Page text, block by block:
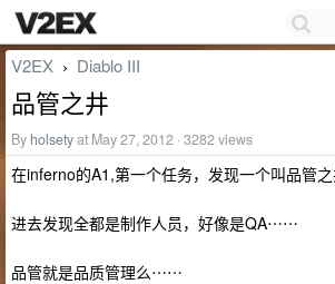
V2EX › Diablo III
品管之井
By holsetyat May 27, 2012 · 3282 views
在inferno的A1,第一个任务，发现一个叫品管之
进去发现全都是制作人员，好像是QA⋯⋯
品管就是品质管理么⋯⋯